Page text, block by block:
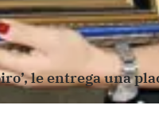
le entrega una